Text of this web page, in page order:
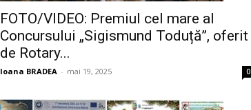
FOTO/VIDEO: Premiul cel mare al
Concursului „Sigismund Toduță”, oferit
de Rotary...
Ioana BRADEA - mai 19, 2025 0